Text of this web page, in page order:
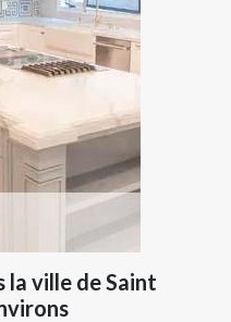
la ville de Saint